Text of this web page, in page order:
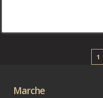
Marche
1